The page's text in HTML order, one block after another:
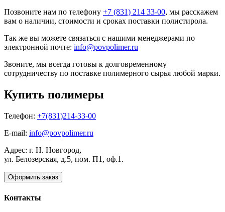
Позвоните нам по телефону +7 (831) 214 33-00, мы расскажем
вам о наличии, стоимости и сроках поставки полистирола.
Так же вы можете связаться с нашими менеджерами по
электронной почте: info@povpolimer.ru
Звоните, мы всегда готовы к долговременному
сотрудничеству по поставке полимерного сырья любой марки.
Купить полимеры
Телефон: +7(831)214-33-00
E-mail: info@povpolimer.ru
Адрес: г. Н. Новгород,
ул. Белозерская, д.5, пом. П1, оф.1.
Оформить заказ
Контакты